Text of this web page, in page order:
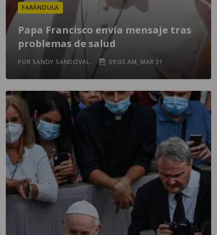
FARÁNDULA
Papa Francisco envía mensaje tras
problemas de salud
POR SANDY SANDOVAL 09:03 AM, MAR 31